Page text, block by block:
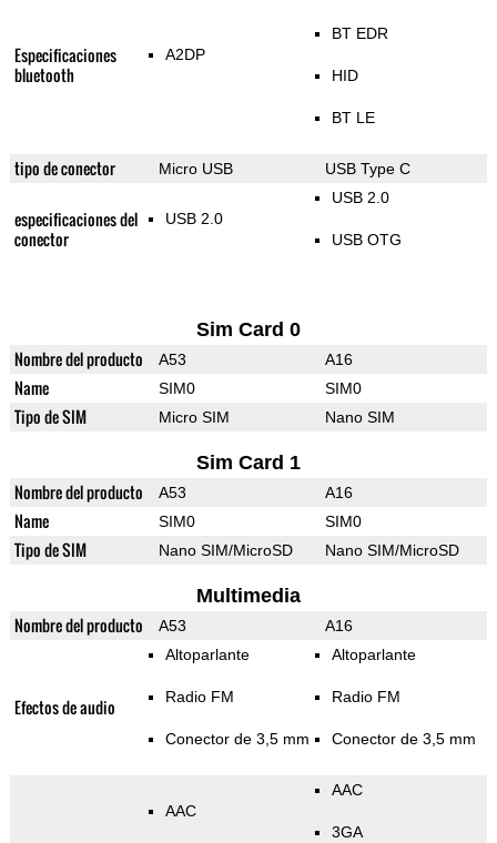
Especificaciones
bluetooth
A2DP
BT EDR
HID
BT LE
tipo de conector Micro USB USB Type C
especificaciones del
conector
USB 2.0
USB 2.0
USB OTG
Sim Card 0
Nombre del producto A53 A16
Name SIM0 SIM0
Tipo de SIM Micro SIM Nano SIM
Sim Card 1
Nombre del producto A53 A16
Name SIM0 SIM0
Tipo de SIM Nano SIM/MicroSD Nano SIM/MicroSD
Multimedia
Nombre del producto A53 A16
Efectos de audio
Altoparlante
Radio FM
Conector de 3,5 mm
Altoparlante
Radio FM
Conector de 3,5 mm
AAC
AAC
3GA